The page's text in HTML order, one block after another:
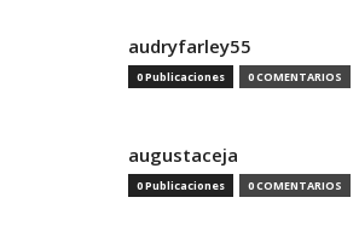
audryfarley55
0 Publicaciones 0 COMENTARIOS
augustaceja
0 Publicaciones 0 COMENTARIOS